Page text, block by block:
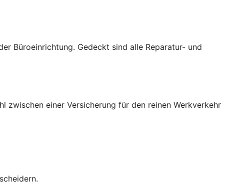
Büroeinrichtung. Gedeckt sind alle Reparatur- und
zwischen einer Versicherung für den reinen Werkverkehr